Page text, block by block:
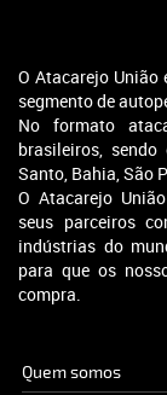
O Atacarejo União
segmento de
No formato
brasileiros,
Santo, Bahia, São
O Atacarejo
seus parceiros
indústrias do
para que os
compra.
Quem somos